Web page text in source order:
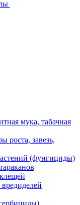
мука, табачная
роста, завезь,
(фунгициды)